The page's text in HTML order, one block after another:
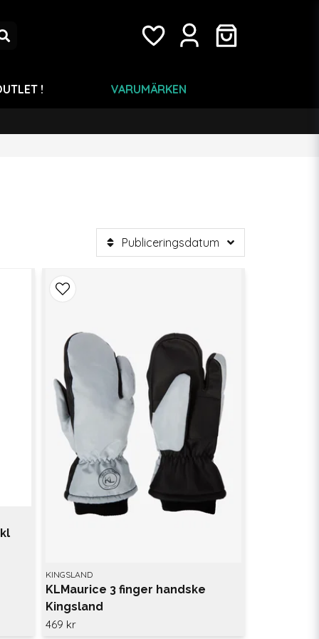
! VARUMÄRKEN
Publiceringsdatum
KINGSLAND
KLMaurice 3 finger handske
Kingsland
469 kr